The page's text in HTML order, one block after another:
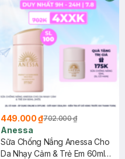
449.000 ₫702.000 ₫
Anessa
Sữa Chống Nắng Anessa Cho
Da Nhạy Cảm & Trẻ Em 60ml